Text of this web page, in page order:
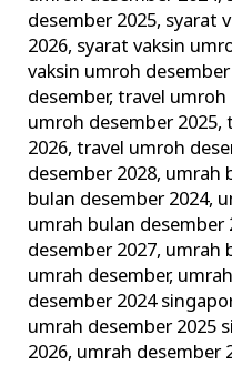
desember 2025, syarat
2026, syarat vaksin
vaksin umroh
desember,travel umroh
umroh desember 2025,
2026,travel umroh
desember 2028, umrah
bulan desember 2024,
umrah bulan desember
desember 2027, umrah
umrah desember,
desember 2024
umrah desember 2025
2026, umrah desember